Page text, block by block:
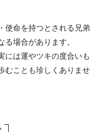
使命を持つとされる兄弟
場合があります。
には運やツキの度合いも
むことも珍しくありませ